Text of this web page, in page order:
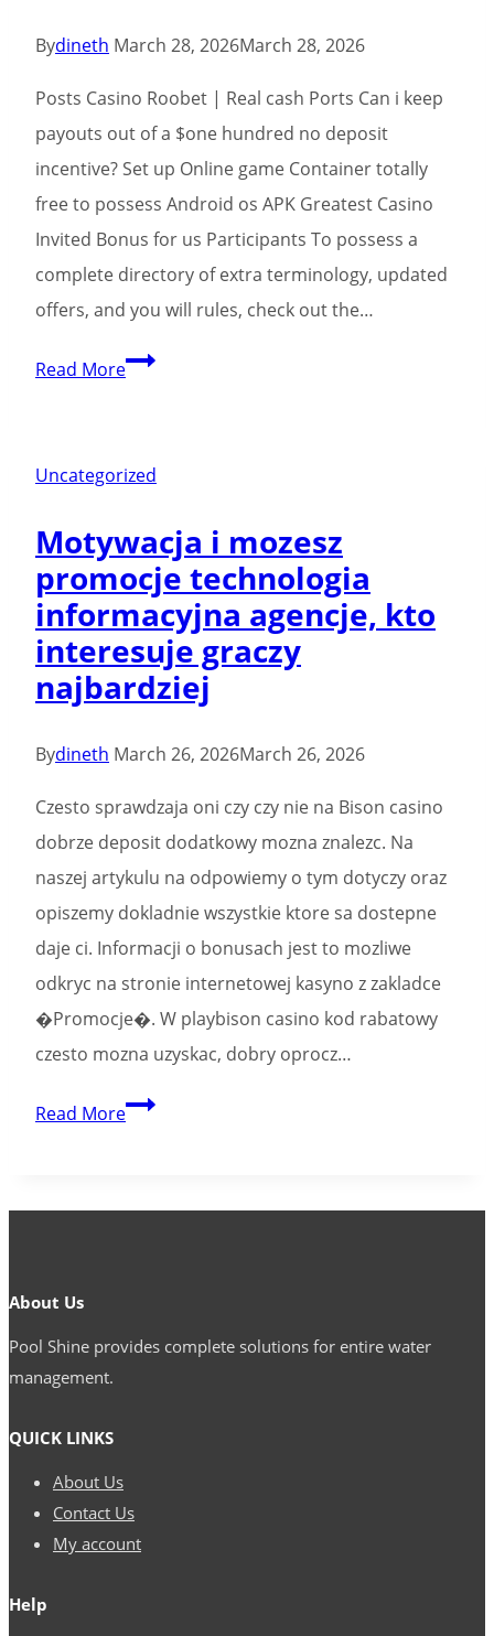
bestämmelse
Bydineth March 28, 2026March 28, 2026
Posts Casino Roobet | Real cash Ports Can i keep
payouts out of a $one hundred no deposit
incentive? Set up Online game Container totally
free to possess Android os APK Greatest Casino
Invited Bonus for us Participants To possess a
complete directory of extra terminology, updated
offers, and you will rules, check out the…
Read MorePrime
Roobet
No-
deposit
Incentive
one
hundred
free
Uncategorized
Motywacja i mozesz
promocje technologia
informacyjna agencje, kto
interesuje graczy
najbardziej
Bydineth March 26, 2026March 26, 2026
Czesto sprawdzaja oni czy czy nie na Bison casino
dobrze deposit dodatkowy mozna znalezc. Na
naszej artykulu na odpowiemy o tym dotyczy oraz
opiszemy dokladnie wszystkie ktore sa dostepne
daje ci. Informacji o bonusach jest to mozliwe
odkryc na stronie internetowej kasyno z zakladce
�Promocje�. W playbison casino kod rabatowy
czesto mozna uzyskac, dobry oprocz…
Read MoreMotywacja
promocje
kto
About Us
Pool Shine provides complete solutions for entire water
management.
QUICK LINKS
About Us
Contact Us
My account
Help